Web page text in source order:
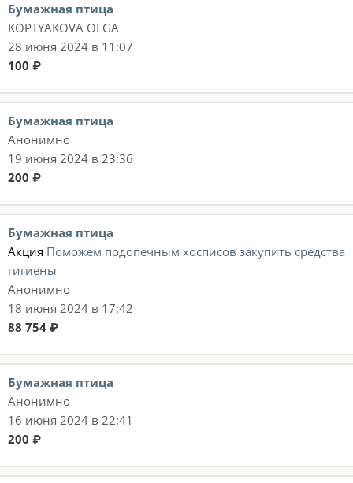
Бумажная птица
KOPTYAKOVA OLGA
28 июня 2024 в 11:07
100 ₽
Бумажная птица
Анонимно
19 июня 2024 в 23:36
200 ₽
Бумажная птица
Акция Поможем подопечным хосписов закупить средства
гигиены
Анонимно
18 июня 2024 в 17:42
88 754 ₽
Бумажная птица
Анонимно
16 июня 2024 в 22:41
200 ₽